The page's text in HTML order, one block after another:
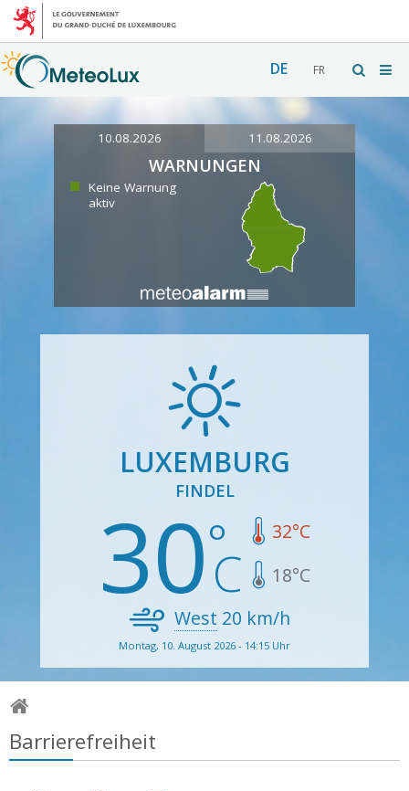
DE FR
10.08.2026 11.08.2026
WARNUNGEN
Keine Warnung
aktiv
LUXEMBURG
FINDEL
30 32°C
18°C
West 20 km/h
Montag, 10. August 2026 - 14:15 Uhr
Barrierefreiheit